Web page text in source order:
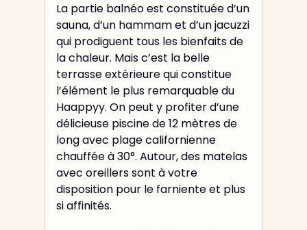
La partie balnéo est constituée d’un
sauna, d’un hammam et d’un jacuzzi
qui prodiguent tous les bienfaits de
la chaleur. Mais c’est la belle
terrasse extérieure qui constitue
l’élément le plus remarquable du
Haappyy. On peut y profiter d’une
délicieuse piscine de 12 mètres de
long avec plage californienne
chauffée à 30°. Autour, des matelas
avec oreillers sont à votre
disposition pour le farniente et plus
si affinités.